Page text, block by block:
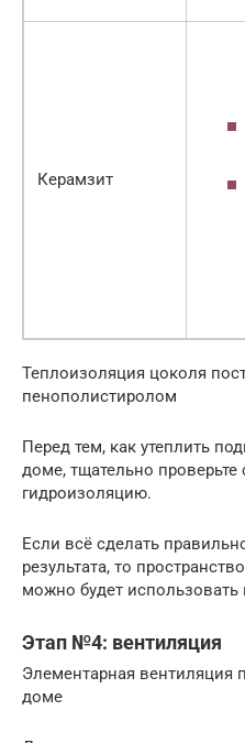
Керамзит
Теплоизоляция цоколя
пенополистиролом
Перед тем, как утеплить
доме, тщательно проверьте
гидроизоляцию.
Если всё сделать
результата, то
можно будет использовать
Этап №4: вентиляция
Элементарная вентиляция
доме